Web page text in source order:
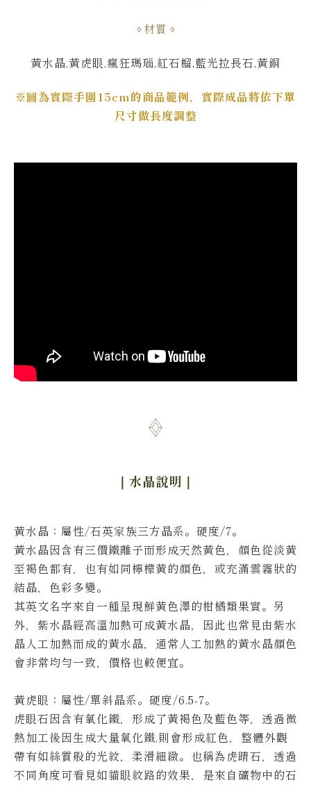
材質
黃水晶,黃虎眼,瘋狂瑪瑙,紅石榴,藍光拉長石,黃銅
※圖為實際手圍15cm的商品範例，實際成品將依下單
尺寸做長度調整
｜水晶說明 ｜
黃水晶 ：屬性/石英家族三方晶系。硬度/7。
黃水晶因含有三價鐵離子而形成天然黃色，顏色從淡黃
至褐色都有，也有如同檸檬黃的顏色，或充滿雲霧狀的
結晶，色彩多變。
其英文名字來自一種呈現鮮黃色澤的柑橘類果實。另
外，紫水晶經高溫加熱可成黃水晶，因此也常見由紫水
晶人工加熱而成的黃水晶，通常人工加熱的黃水晶顏色
會非常均勻一致，價格也較便宜。
黃虎眼：屬性/單斜晶系。硬度/6.5-7。
虎眼石因含有氧化鐵，形成了黃褐色及藍色等，透過微
熱加工後因生成大量氧化鐵,則會形成紅色，整體外觀
帶有如絲質般的光紋，柔滑細緻。 也稱為虎睛石，透過
不同角度可看見如貓眼紋路的效果，是來自礦物中的石